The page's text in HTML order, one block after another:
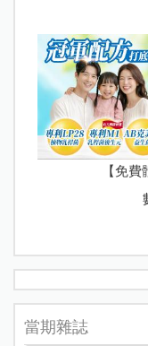
【免
當期雜誌